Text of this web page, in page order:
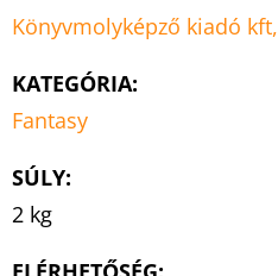
Könyvmolyképző kiadó kft,
KATEGÓRIA:
Fantasy
SÚLY:
2 kg